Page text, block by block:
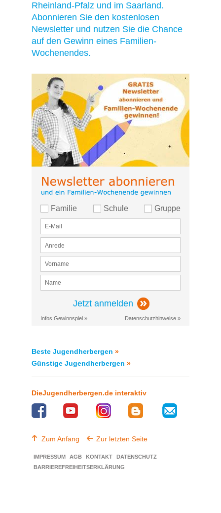
Rheinland-Pfalz und im Saarland.
Abonnieren Sie den kostenlosen
Newsletter und nutzen Sie die Chance
auf den Gewinn eines Familien-
Wochenendes.
Familie Schule Gruppe
Jetzt anmelden
Infos Gewinnspiel » Datenschutzhinweise »
Beste Jugendherbergen »
Günstige Jugendherbergen »
DieJugendherbergen.de interaktiv
Zum Anfang Zur letzten Seite
IMPRESSUM AGB KONTAKT
DATENSCHUTZ
BARRIEREFREIHEITSERKLÄRUNG